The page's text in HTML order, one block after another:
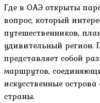
Где в ОАЭ открыты
вопрос, который
путешественников,
удивительный регион.
представляет собой
маршрутов,
искусственные
страны.